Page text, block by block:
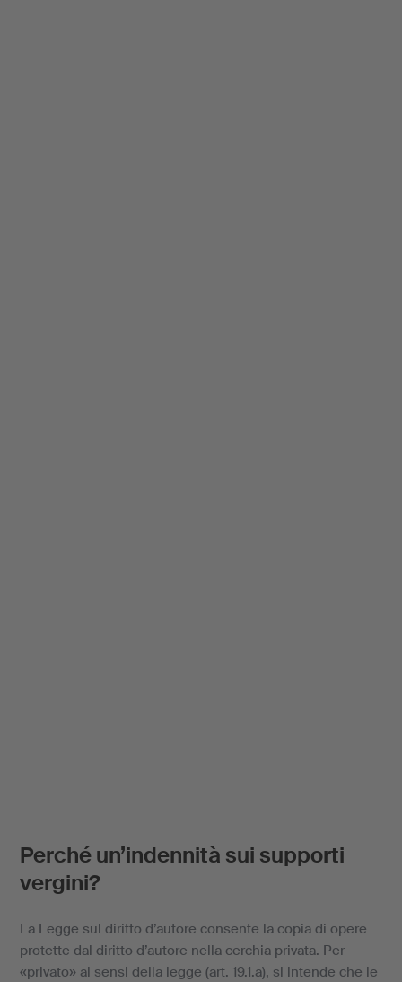
Perché un’indennità sui supporti
vergini?
La Legge sul diritto d’autore consente la copia di opere
protette dal diritto d’autore nella cerchia privata. Per
«privato» ai sensi della legge (art. 19.1.a), si intende che le